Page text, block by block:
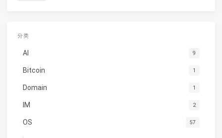
分类
AI 9
Bitcoin 1
Domain 1
IM 2
OS 57